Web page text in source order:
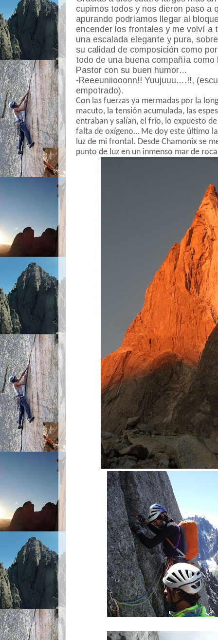
cupimos todos y nos dieron paso a
apurando podríamos llegar al
encender los frontales y me volví a
una escalada elegante y pura,
su calidad de composición como
todo de una buena compañía
Pastor con su buen humor…
-Reeeuniiooonn!! Yuujuuu….!!,
empotrado).
Con las fuerzas ya mermadas por la
macuto, la tensión acumulada, las
entraban y salían, el frío, lo expuesto
falta de oxígeno… Me doy este último
luz de mi frontal. Desde Chamonix se
punto de luz en un inmenso mar de